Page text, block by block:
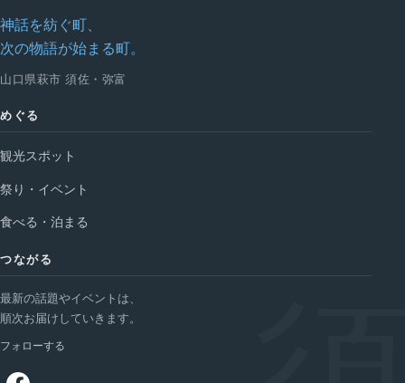
神話を紡ぐ町、
次の物語が始まる町。
山口県萩市 須佐・弥富
めぐる
観光スポット
祭り・イベント
食べる・泊まる
つながる
最新の話題やイベントは、
順次お届けしていきます。
フォローする